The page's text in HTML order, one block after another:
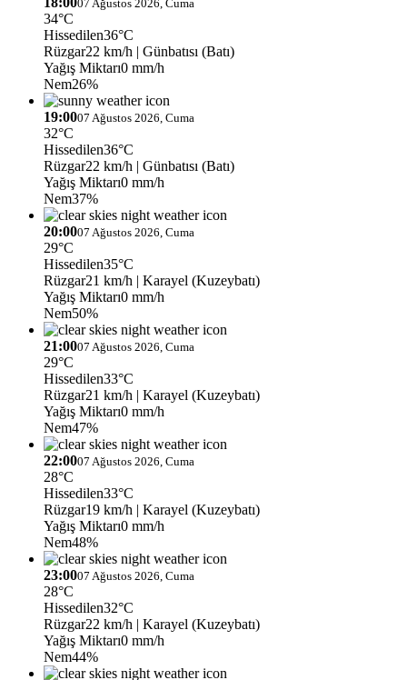
07 Ağustos 2026, Cuma
34°C
Hissedilen36°C
Rüzgar22 km/h | Günbatısı (Batı)
Yağış Miktarı0 mm/h
Nem26%
19:0007 Ağustos 2026, Cuma
32°C
Hissedilen36°C
Rüzgar22 km/h | Günbatısı (Batı)
Yağış Miktarı0 mm/h
Nem37%
20:0007 Ağustos 2026, Cuma
29°C
Hissedilen35°C
Rüzgar21 km/h | Karayel (Kuzeybatı)
Yağış Miktarı0 mm/h
Nem50%
21:0007 Ağustos 2026, Cuma
29°C
Hissedilen33°C
Rüzgar21 km/h | Karayel (Kuzeybatı)
Yağış Miktarı0 mm/h
Nem47%
22:0007 Ağustos 2026, Cuma
28°C
Hissedilen33°C
Rüzgar19 km/h | Karayel (Kuzeybatı)
Yağış Miktarı0 mm/h
Nem48%
23:0007 Ağustos 2026, Cuma
28°C
Hissedilen32°C
Rüzgar22 km/h | Karayel (Kuzeybatı)
Yağış Miktarı0 mm/h
Nem44%